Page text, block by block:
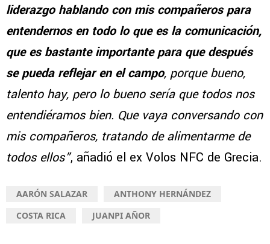
liderazgo hablando con mis compañeros para
entendernos en todo lo que es la comunicación,
que es bastante importante para que después
se pueda reflejar en el campo, porque bueno,
talento hay, pero lo bueno sería que todos nos
entendiéramos bien. Que vaya conversando con
mis compañeros, tratando de alimentarme de
todos ellos”, añadió el ex Volos NFC de Grecia.
AARÓN SALAZAR
ANTHONY HERNÁNDEZ
COSTA RICA
JUANPI AÑOR